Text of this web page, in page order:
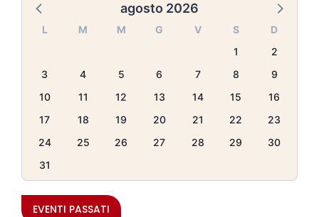
agosto 2026
L M M G V S
D
1
2
3
4 5 6 7 8
9
10
11 12 13 14 15
16
17
18 19 20 21 22
23
24
25 26 27 28 29
30
31
EVENTI PASSATI